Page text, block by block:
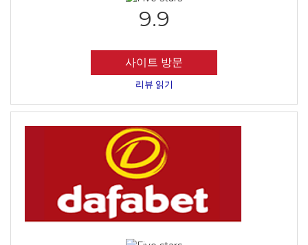
9.9
사이트 방문
리뷰 읽기